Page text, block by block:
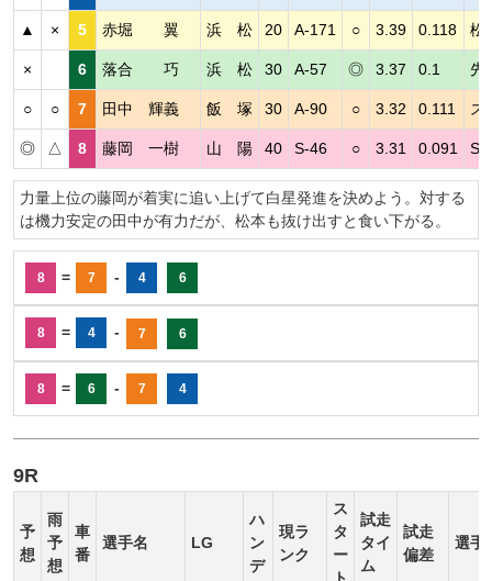
▲ × 5 赤堀 翼 浜 松 20 A-171 ○ 3.39 0.118 松
× 6 落合 巧 浜 松 30 A-57 ◎ 3.37 0.1 先
○ ○ 7 田中 輝義 飯 塚 30 A-90 ○ 3.32 0.111 ス
◎ △ 8 藤岡 一樹 山 陽 40 S-46 ○ 3.31 0.091 S
力量上位の藤岡が着実に追い上げて白星発進を決めよう。対する
は機力安定の田中が有力だが、松本も抜け出すと食い下がる。
8 = 7 - 4 6
8 = 4 - 7 6
8 = 6 - 7 4
9R
予
想
雨
予
想
車
番
選手名 LG
ハ
ン
デ
現ラ
ンク
ス
タ
ー
試走
タイ
ム
試走
偏差
選手